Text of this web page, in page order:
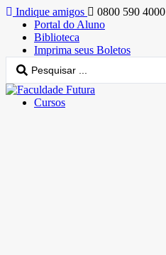
Indique amigos
0800 590 4000
Portal do Aluno
Biblioteca
Imprima seus Boletos
Cursos